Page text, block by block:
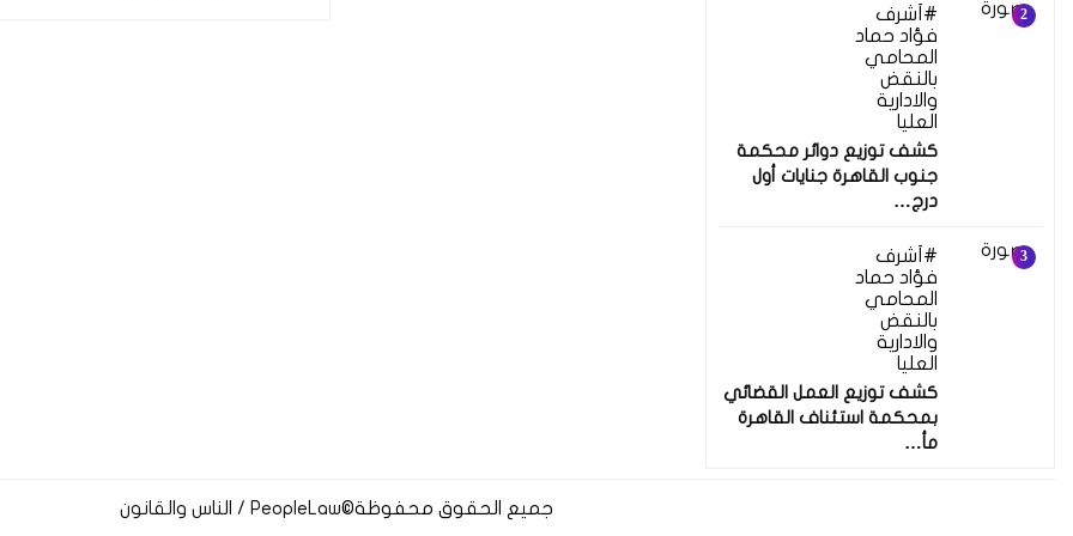
أشرف
فؤاد حماد
المحامي
بالنقض
والادارية
العليا
كشف توزيع دوائر محكمة
جنوب القاهرة جنايات أول
درج…
أشرف
فؤاد حماد
المحامي
بالنقض
والادارية
العليا
كشف توزيع العمل القضائي
بمحكمة استئناف القاهرة
مأ…
جميع الحقوق محفوظة©PeopleLaw / الناس والقانون‏